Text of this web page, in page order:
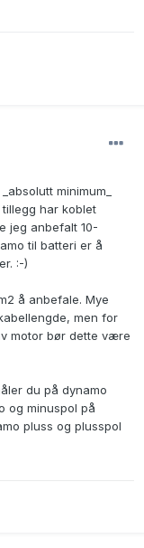
minimum_
har koblet
jeg anbefalt 10-
til batteri er å
:-)
å anbefale. Mye
men for
motor bør dette være
du på dynamo
og minuspol på
pluss og plusspol